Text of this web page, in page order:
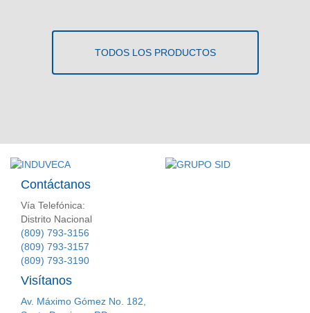
TODOS LOS PRODUCTOS
Contáctanos
Vía Telefónica:
Distrito Nacional
(809) 793-3156
(809) 793-3157
(809) 793-3190
Visítanos
Av. Máximo Gómez No. 182,